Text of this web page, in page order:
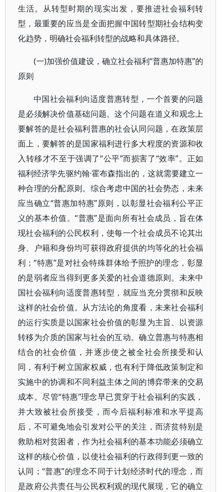
生活。从转型时期的现实出发，要推进社会福利转
型，最重要的应当是全面把握中国转型期社会结构变
化趋势，明确社会福利转型的战略和具体路径。
(一)加强价值建设，确立社会福利“普惠加特惠”的
原则
中国社会福利向适度普惠转型，一个首要的问题
是必须解决价值基础问题。这个问题在道义和观念上
要解答的是社会福利普惠的社会认同问题，在政策层
面上，要解答的是国家福利进行多大程度的资源和收
入转移才不至于强调了“公平”而损害了“效率”。正如
福利经济学先驱约翰·霍布森指出的，这就需要建立一
种合理的分配原则。综合考虑中国的社会势态，未来
应当确立“普惠加特惠”原则，以彰显社会福利公平正
义的基本价值。“普惠”是面向所有社会成员，旨在体
现社会福利的公民权利，使每一个社会成员不论其出
身、户籍和身份均可获得政府提供的均等化的社会福
利；“特惠”是对社会特殊群体给予照护的理念，彰显
的是弱者应当得到更多关爱的社会道德原则。未来中
国社会福利向适度普惠转型，就应当充分贯彻和反映
这样的社会价值。从方法论的角度看，未来社会福利
的运行实质是以国家社会价值的彰显为主旨、以资源
转移为介质的国家与社会的互动。确立普惠与特惠相
结合的社会价值，并逐步使之被全社会所接受和认
同，有利于树立国家权威，也有利于降低政策制定和
实施中的协调和不同利益主体之间的博弈带来的交易
成本。尽管“特惠”理念早已贯穿于社会福利的实践，
并大致被社会所接受，而今后福利标准和水平提高
后，不可避免地会引发对公平的关注，而济贫特别是
救助相对贫困者，作为社会福利的基本功能必须确立
这样的核心价值，以使社会福利的行政得到更一致的
认同；“普惠”的理念不同于计划经济时代的理念，而
是政府公共责任与公民权利观的现代展现，它的确立